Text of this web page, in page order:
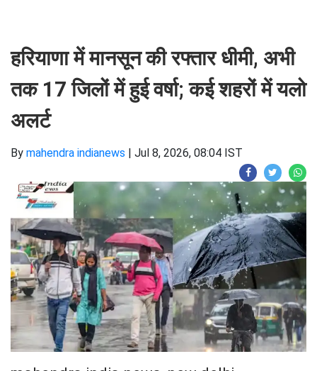
हरियाणा में मानसून की रफ्तार धीमी, अभी
तक 17 जिलों में हुई वर्षा; कई शहरों में यलो
अलर्ट
By mahendra indianews | Jul 8, 2026, 08:04 IST